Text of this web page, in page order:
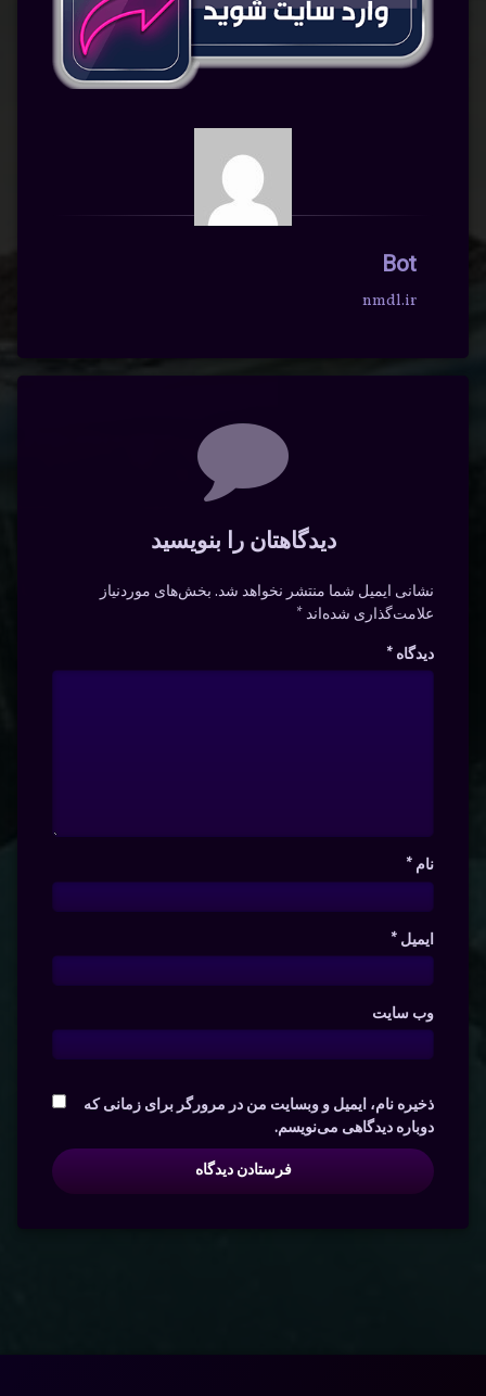
Bot
nmdl.ir
دیدگاهتان را بنویسید
نشانی ایمیل شما منتشر نخواهد شد. بخش‌های موردنیاز
علامت‌گذاری شده‌اند*
دیدگاه *
نام *
ایمیل *
وب‌ سایت
ذخیره نام، ایمیل و وبسایت من در مرورگر برای زمانی که
دوباره دیدگاهی می‌نویسم.